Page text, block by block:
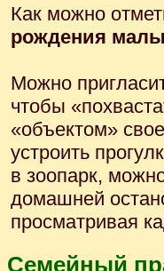
Как можно
рождения
Можно
чтобы
«объектом»
устроить
в зоопарк,
домашней
просматривая
Семейный